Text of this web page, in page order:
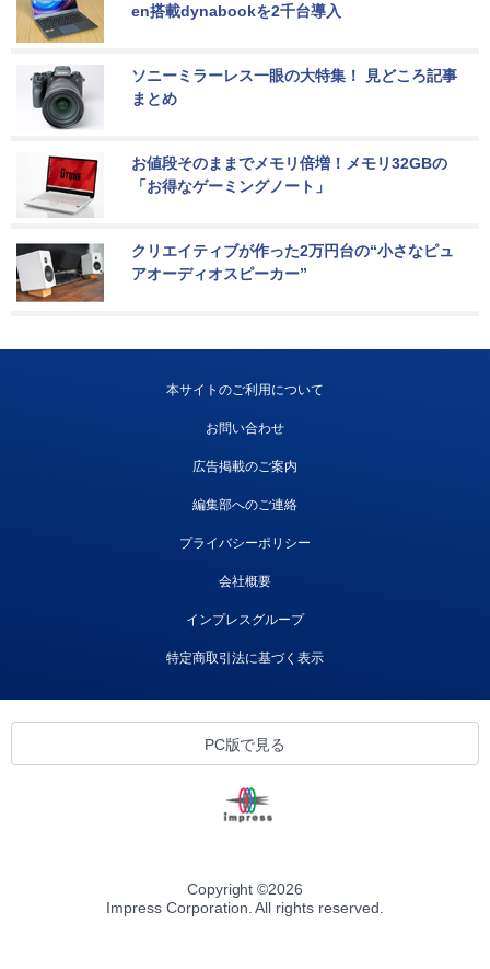
en搭載dynabookを2千台導入
ソニーミラーレス一眼の大特集！ 見どころ記事
まとめ
お値段そのままでメモリ倍増！メモリ32GBの
「お得なゲーミングノート」
クリエイティブが作った2万円台の“小さなピュ
アオーディオスピーカー”
本サイトのご利用について
お問い合わせ
広告掲載のご案内
編集部へのご連絡
プライバシーポリシー
会社概要
インプレスグループ
特定商取引法に基づく表示
PC版で見る
Copyright ©2026
Impress Corporation. All rights reserved.